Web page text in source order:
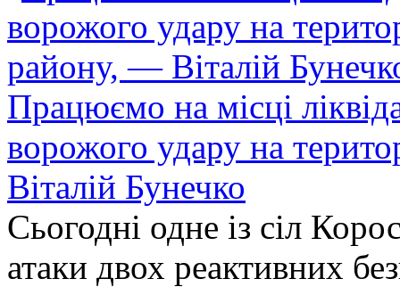
Працюємо на місці
ворожого удару на
Віталій Бунечко
Сьогодні одне із сіл
атаки двох реактивних